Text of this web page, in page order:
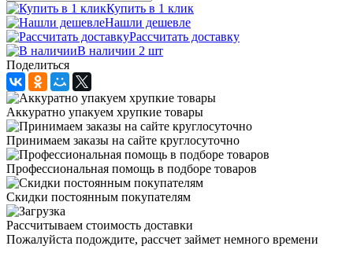
Купить в 1 клик
Нашли дешевле
Рассчитать доставку
В наличии 2 шт
Поделиться
Аккуратно упакуем хрупкие товары
Принимаем заказы на сайте круглосуточно
Профессиональная помощь в подборе товаров
Скидки постоянным покупателям
Рассчитываем стоимость доставки
Пожалуйста подождите, рассчет займет немного времени